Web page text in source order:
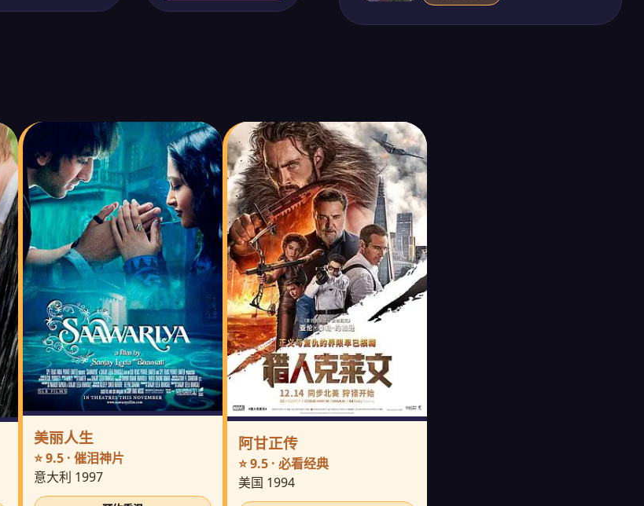
美丽人生
⭐ 9.5 · 催泪神片
意大利 1997
阿甘正传
⭐ 9.5 · 必看经典
美国 1994